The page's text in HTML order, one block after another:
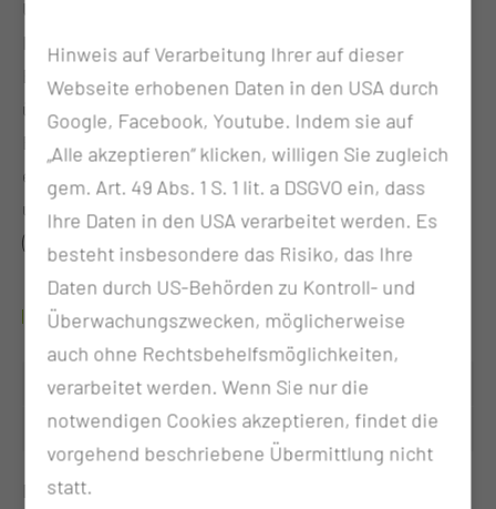
In aller Regel verwenden wir hierzu ein flexibles
Endoskop, bei dem der Befund auf einen Monitor
übertragen wird und Sie – wenn gewünscht – die
Befunde selbst sehen können. Zusätzlich erfolgt
eine Ultraschalluntersuchung der Halsweichteile,
um erneut aufgetretene Absiedlungen am Hals
(Metastasen) erkennen zu können.
WANN FINDET DIE SPRECHSTUNDE STATT?
Dienstag
12:00 - 15:30 Uhr
Mittwoch
08:30 - 15:00 Uhr
Die regelmäßigen onkologischen
Hinweis auf Verarbeitung Ihrer auf dieser
Webseite erhobenen Daten in den USA durch
Google, Facebook, Youtube. Indem sie auf
„Alle akzeptieren“ klicken, willigen Sie zugleich
gem. Art. 49 Abs. 1 S. 1 lit. a DSGVO ein, dass
Ihre Daten in den USA verarbeitet werden. Es
besteht insbesondere das Risiko, das Ihre
Daten durch US-Behörden zu Kontroll- und
Überwachungszwecken, möglicherweise
auch ohne Rechtsbehelfsmöglichkeiten,
verarbeitet werden. Wenn Sie nur die
notwendigen Cookies akzeptieren, findet die
vorgehend beschriebene Übermittlung nicht
statt.